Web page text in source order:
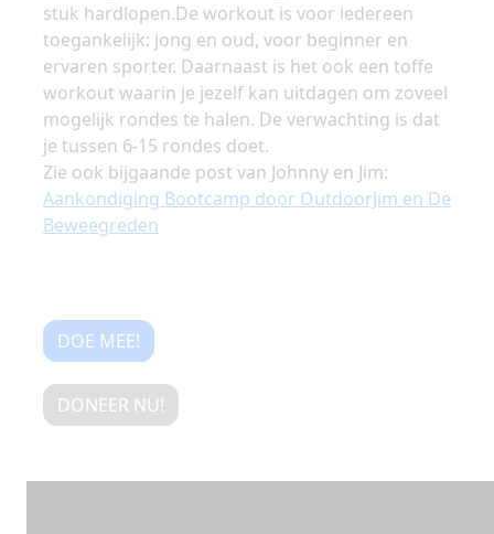
stuk hardlopen.De workout is voor iedereen
toegankelijk: jong en oud, voor beginner en
ervaren sporter. Daarnaast is het ook een toffe
workout waarin je jezelf kan uitdagen om zoveel
mogelijk rondes te halen. De verwachting is dat
je tussen 6-15 rondes doet.
Zie ook bijgaande post van Johnny en Jim:
Aankondiging Bootcamp door OutdoorJim en De
Beweegreden
DOE MEE!
DONEER NU!